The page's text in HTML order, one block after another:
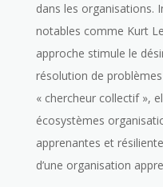
dans les organisations.
notables comme Kurt
approche stimule le
résolution de
« chercheur collectif »,
écosystèmes
apprenantes et
d’une organisation